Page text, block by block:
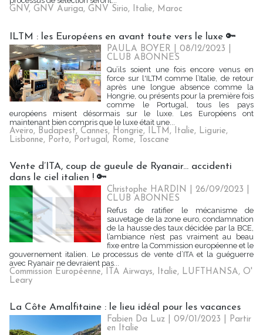
GNV, GNV Auriga, GNV Sirio, Italie, Maroc
ILTM : les Européens en avant toute vers le luxe 🔑
PAULA BOYER | 08/12/2023
CLUB ABONNES
Qu’ils soient une fois encore venus en
force sur l'ILTM comme l’Italie, de retour
après une longue absence comme la
Hongrie, ou présents pour la première fois
comme le Portugal, tous les pays
européens misent désormais sur le luxe. Les Européens ont
maintenant bien compris que le luxe était une...
Aveiro, Budapest, Cannes, Hongrie, ILTM, Italie, Ligurie,
Lisbonne, Porto, Portugal, Rome, Toscane
Vente d’ITA, coup de gueule de Ryanair... accidenti
dans le ciel italien ! 🔑
Christophe HARDIN | 26/09/2023
CLUB ABONNES
Refus de ratifier le mécanisme de
sauvetage de la zone euro, condamnation
de la hausse des taux décidée par la BCE,
l’ambiance n’est pas vraiment au beau
fixe entre la Commission européenne et le
gouvernement italien. Le processus de vente d’ITA et la guéguerre
avec Ryanair ne devraient pas...
Commission Européenne, ITA Airways, Italie, LUFTHANSA, O'
Leary
La Côte Amalfitaine : le lieu idéal pour les vacances
Fabien Da Luz | 09/01/2023
Partir
en Italie